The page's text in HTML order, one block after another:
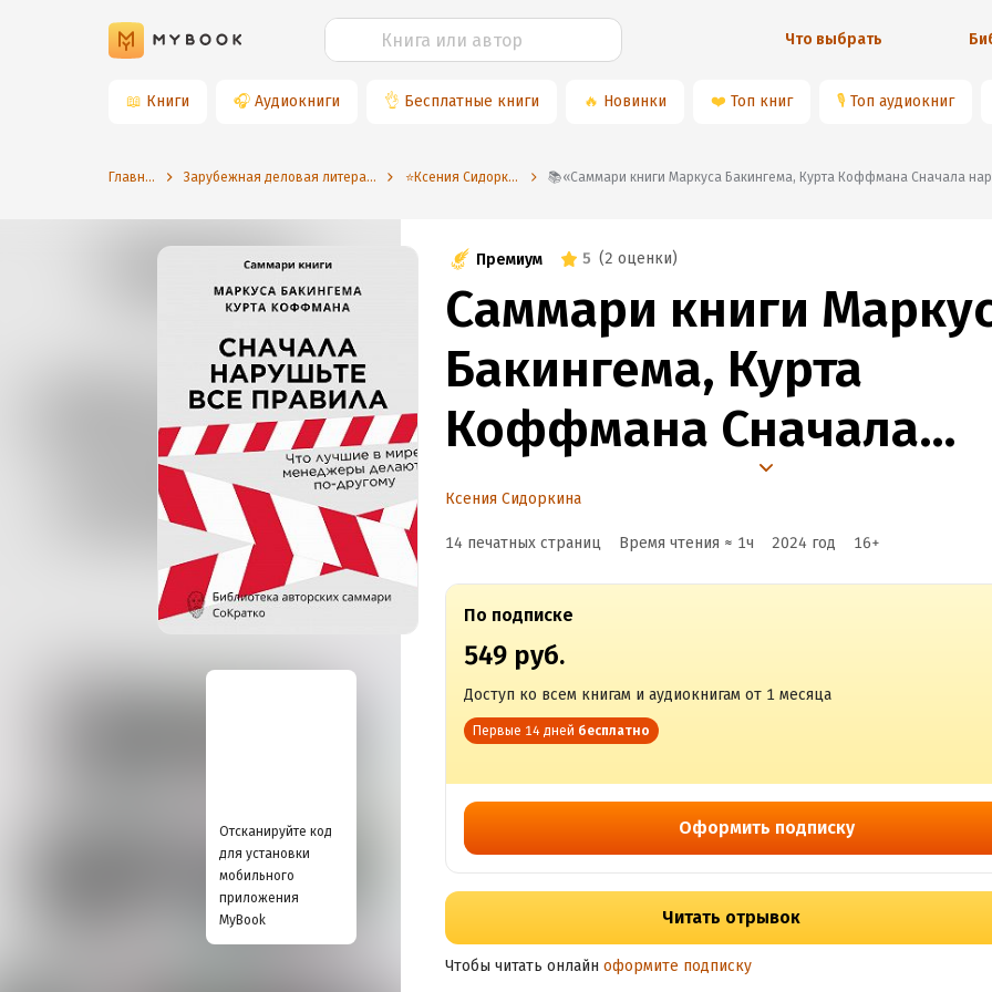
Что выбрать
📖 Книги 🎧 Аудиокниги 👌 Бесплатные книги 🔥 Новинки ❤️ Топ книг 🎙 Топ аудиокниг
Главная Зарубежная деловая литература ⭐️Ксения Сидоркина 📚«Саммари книги Маркуса Бакингема, Курта Коффмана Сначала
Отсканируйте код
для установки
мобильного
приложения
MyBook
Премиум 5 (2 оценки)
Саммари книги
Бакингема, Курта
Коффмана Сначала
нарушьте все
Что лучшие в мире
менеджеры делают
другому
Ксения Сидоркина
14 печатных страниц Время чтения ≈ 1ч 2024 год 16+
По подписке
549 руб.
Доступ ко всем книгам и аудиокнигам от 1 месяца
Первые 14 дней бесплатно
Оформить подписку
Читать отрывок
Чтобы читать онлайн оформите подписку